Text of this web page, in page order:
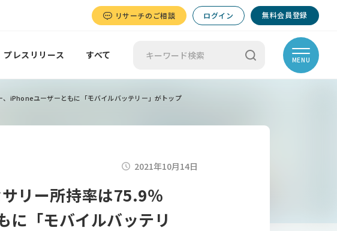
リサーチのご相談 ログイン 無料会員登録
プレスリリース すべて MENU
iPhoneユーザーともに「モバイルバッテリー」がトップ
2021年10月14日
リー所持率は75.9％
「モバイルバッテリ